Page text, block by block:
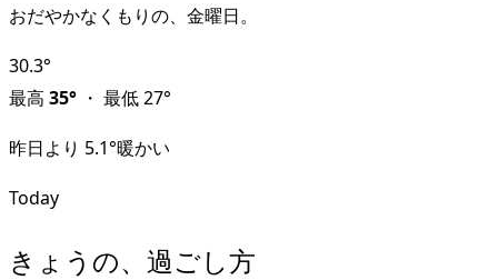
おだやかなくもりの、金曜日。
30.3°
最高 35° ・ 最低27°
昨日より 5.1°暖かい
Today
きょうの、過ごし方